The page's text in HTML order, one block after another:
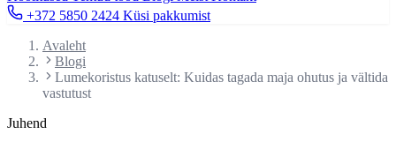
+372 5850 2424 Küsi pakkumist
Avaleht
Blogi
Lumekoristus katuselt: Kuidas tagada maja ohutus ja vältida
vastutust
Juhend